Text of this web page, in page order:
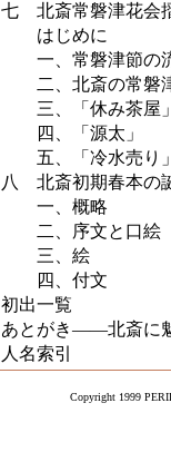
七 北斎常磐津花会
はじめに
一、常磐津節の
二、北斎の常磐
三、「休み茶屋
四、「源太」
五、「冷水売り
八 北斎初期春本の
一、概略
二、序文と口絵
三、絵
四、付文
初出一覧
あとがき――北斎に
人名索引
Copyright 1999